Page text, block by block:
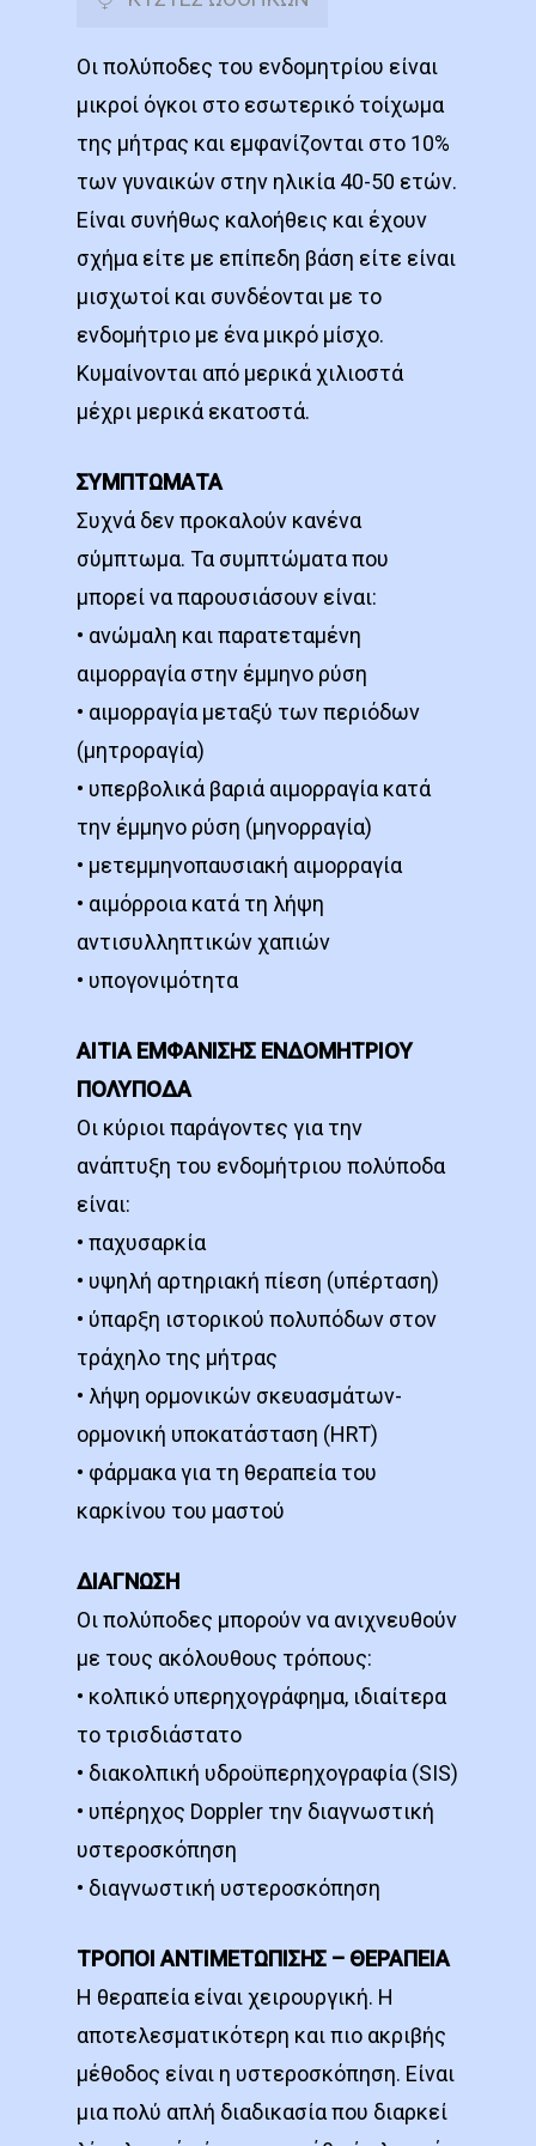
Οι πολύποδες του ενδομητρίου είναι
μικροί όγκοι στο εσωτερικό τοίχωμα
της μήτρας και εμφανίζονται στο 10%
των γυναικών στην ηλικία 40-50 ετών.
Είναι συνήθως καλοήθεις και έχουν
σχήμα είτε με επίπεδη βάση είτε είναι
μισχωτοί και συνδέονται με το
ενδομήτριο με ένα μικρό μίσχο.
Κυμαίνονται από μερικά χιλιοστά
μέχρι μερικά εκατοστά.
ΣΥΜΠΤΩΜΑΤΑ
Συχνά δεν προκαλούν κανένα
σύμπτωμα. Τα συμπτώματα που
μπορεί να παρουσιάσουν είναι:
• ανώμαλη και παρατεταμένη
αιμορραγία στην έμμηνο ρύση
• αιμορραγία μεταξύ των περιόδων
(μητροραγία)
• υπερβολικά βαριά αιμορραγία κατά
την έμμηνο ρύση (μηνορραγία)
• μετεμμηνοπαυσιακή αιμορραγία
• αιμόρροια κατά τη λήψη
αντισυλληπτικών χαπιών
• υπογονιμότητα
ΑΙΤΙΑ ΕΜΦΑΝΙΣΗΣ ΕΝΔΟΜΗΤΡΙΟΥ
ΠΟΛΥΠΟΔΑ
Οι κύριοι παράγοντες για την
ανάπτυξη του ενδομήτριου πολύποδα
είναι:
• παχυσαρκία
• υψηλή αρτηριακή πίεση (υπέρταση)
• ύπαρξη ιστορικού πολυπόδων στον
τράχηλο της μήτρας
• λήψη ορμονικών σκευασμάτων-
ορμονική υποκατάσταση (HRT)
• φάρμακα για τη θεραπεία του
καρκίνου του μαστού
ΔΙΑΓΝΩΣΗ
Οι πολύποδες μπορούν να ανιχνευθούν
με τους ακόλουθους τρόπους:
• κολπικό υπερηχογράφημα, ιδιαίτερα
το τρισδιάστατο
• διακολπική υδροϋπερηχογραφία (SIS)
• υπέρηχος Doppler την διαγνωστική
υστεροσκόπηση
• διαγνωστική υστεροσκόπηση
ΤΡΟΠΟΙ ΑΝΤΙΜΕΤΩΠΙΣΗΣ – ΘΕΡΑΠΕΙΑ
Η θεραπεία είναι χειρουργική. Η
αποτελεσματικότερη και πιο ακριβής
μέθοδος είναι η υστεροσκόπηση. Είναι
μια πολύ απλή διαδικασία που διαρκεί